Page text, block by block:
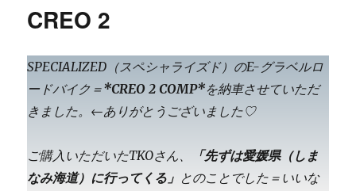
CREO 2
SPECIALIZED（スペシャライズド）のE-グラベルロ
ードバイク＝*CREO 2 COMP*を納車させていただ
きました。←ありがとうございました♡
ご購入いただいたTKOさん、
「先ずは愛媛県（しま
なみ海道）に行ってくる」 とのことでした＝いいな